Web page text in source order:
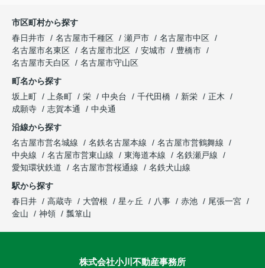
市区町村から探す
春日井市
名古屋市千種区 瀬戸市
名古屋市中区
名古屋市名東区
名古屋市北区 安城市
豊橋市
名古屋市天白区
名古屋市守山区
町名から探す
坂上町
上条町 栄 中央台 千代田橋 新栄
正木
成願寺
志賀本通
中央通
沿線から探す
名古屋市営名城線
名鉄名古屋本線
名古屋市営鶴舞線
中央線
名古屋市営東山線 東海道本線
名鉄瀬戸線
愛知環状鉄道
名古屋市営桜通線
名鉄犬山線
駅から探す
春日井
高蔵寺 大曽根 星ヶ丘 八事 赤池
尾張一宮
金山
神領 瓢箪山
株式会社小川不動産事務所